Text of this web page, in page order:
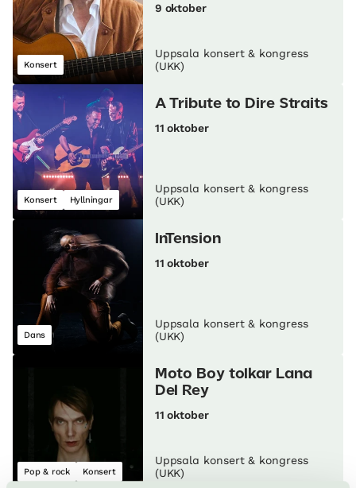
Konsert
9 oktober
Uppsala konsert & kongress
(UKK)
Konsert Hyllningar
A Tribute to Dire Straits
11 oktober
Uppsala konsert & kongress
(UKK)
Dans
InTension
11 oktober
Uppsala konsert & kongress
(UKK)
Pop & rock Konsert
Moto Boy tolkar Lana
Del Rey
11 oktober
Uppsala konsert & kongress
(UKK)